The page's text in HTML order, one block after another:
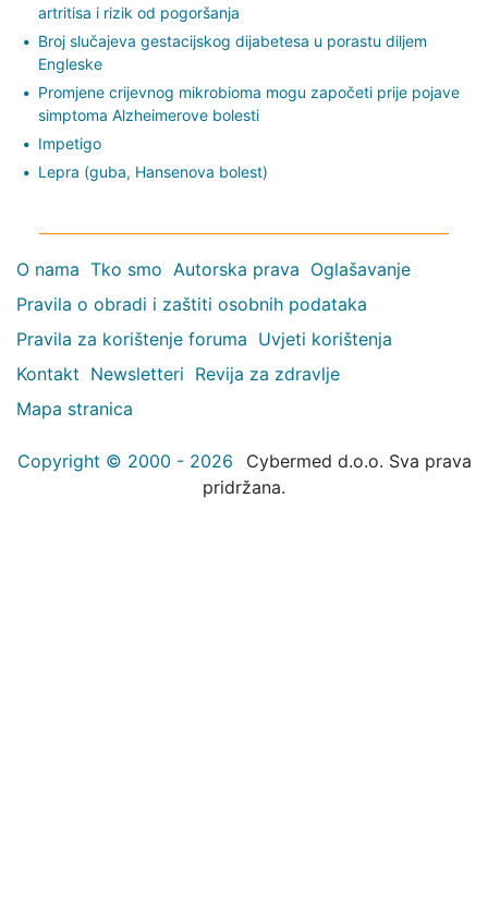
artritisa i rizik od pogoršanja
Broj slučajeva gestacijskog dijabetesa u porastu diljem
Engleske
Promjene crijevnog mikrobioma mogu započeti prije pojave
simptoma Alzheimerove bolesti
Impetigo
Lepra (guba, Hansenova bolest)
O nama Tko smo Autorska prava Oglašavanje
Pravila o obradi i zaštiti osobnih podataka
Pravila za korištenje foruma Uvjeti korištenja
Kontakt Newsletteri Revija za zdravlje
Mapa stranica
Copyright © 2000 - 2026
Cybermed d.o.o. Sva prava
pridržana.